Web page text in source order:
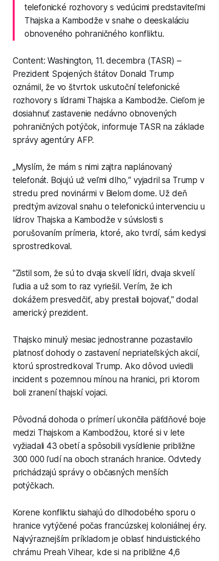
telefonické rozhovory s vedúcimi predstaviteľmi
Thajska a Kambodže v snahe o deeskaláciu
obnoveného pohraničného konfliktu.
Content: Washington, 11. decembra (TASR) –
Prezident Spojených štátov Donald Trump
oznámil, že vo štvrtok uskutoční telefonické
rozhovory s lídrami Thajska a Kambodže. Cieľom je
dosiahnuť zastavenie nedávno obnovených
pohraničných potýčok, informuje TASR na základe
správy agentúry AFP.
„Myslím, že mám s nimi zajtra naplánovaný
telefonát. Bojujú už veľmi dlho,“ vyjadril sa Trump v
stredu pred novinármi v Bielom dome. Už deň
predtým avizoval snahu o telefonickú intervenciu u
lídrov Thajska a Kambodže v súvislosti s
porušovaním prímeria, ktoré, ako tvrdí, sám kedysi
sprostredkoval.
"Zistil som, že sú to dvaja skvelí lídri, dvaja skvelí
ľudia a už som to raz vyriešil. Verím, že ich
dokážem presvedčiť, aby prestali bojovať," dodal
americký prezident.
Thajsko minulý mesiac jednostranne pozastavilo
platnosť dohody o zastavení nepriateľských akcií,
ktorú sprostredkoval Trump. Ako dôvod uviedli
incident s pozemnou mínou na hranici, pri ktorom
boli zranení thajskí vojaci.
Pôvodná dohoda o prímerí ukončila päťdňové boje
medzi Thajskom a Kambodžou, ktoré si v lete
vyžiadali 43 obetí a spôsobili vysídlenie približne
300 000 ľudí na oboch stranách hranice. Odvtedy
prichádzajú správy o občasných menších
potýčkach.
Korene konfliktu siahajú do dlhodobého sporu o
hranice vytýčené počas francúzskej koloniálnej éry.
Najvýraznejším príkladom je oblasť hinduistického
chrámu Preah Vihear, kde si na približne 4,6